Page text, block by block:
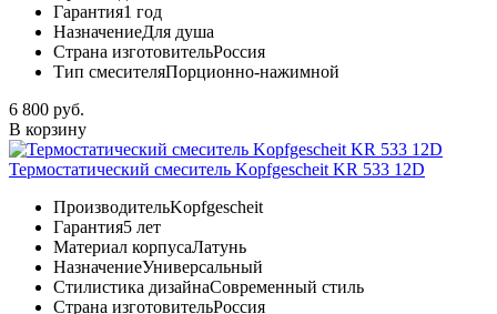
Гарантия1 год
НазначениеДля душа
Страна изготовительРоссия
Тип смесителяПорционно-нажимной
6 800 руб.
В корзину
Термостатический смеситель Kopfgescheit KR 533 12D
ПроизводительKopfgescheit
Гарантия5 лет
Материал корпусаЛатунь
НазначениеУниверсальный
Стилистика дизайнаСовременный стиль
Страна изготовительРоссия